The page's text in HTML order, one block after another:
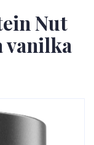
Nut
vanilka